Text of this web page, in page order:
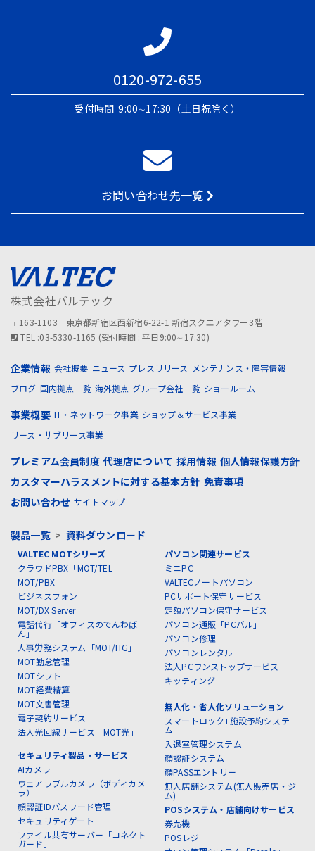
0120-972-655
受付時間 9:00∼17:30（土日祝除く）
お問い合わせ先一覧
株式会社バルテック
〒163-1103 東京都新宿区西新宿6-22-1 新宿スクエアタワー3階
TEL :03-5330-1165 (受付時間 : 平日9:00∼17:30)
企業情報 会社概要 ニュース プレスリリース
メンテナンス・障害情報
ブログ 国内拠点一覧 海外拠点 グループ会社一覧 ショールーム
事業概要 IT・ネットワーク事業 ショップ＆サービス事業
リース・サブリース事業
プレミアム会員制度 代理店について 採用情報 個人情報保護方針
カスタマーハラスメントに対する基本方針 免責事項
お問い合わせ サイトマップ
製品一覧> 資料ダウンロード
VALTEC MOTシリーズ
クラウドPBX「MOT/TEL」
MOT/PBX
ビジネスフォン
MOT/DX Server
電話代行「オフィスのでんわば
ん」
人事労務システム「MOT/HG」
MOT勤怠管理
MOTシフト
MOT経費精算
MOT文書管理
電子契約サービス
法人光回線サービス「MOT光」
セキュリティ製品・サービス
AIカメラ
ウェアラブルカメラ（ボディカメ
ラ）
顔認証IDパスワード管理
セキュリティゲート
ファイル共有サーバー「コネクト
ガード」
パソコン関連サービス
ミニPC
VALTECノートパソコン
PCサポート保守サービス
定額パソコン保守サービス
パソコン通販「PCバル」
パソコン修理
パソコンレンタル
法人PCワンストップサービス
キッティング
無人化・省人化ソリューション
スマートロック+施設予約システ
ム
入退室管理システム
顔認証システム
顔PASSエントリー
無人店舗システム(無人販売店・ジ
ム)
POSシステム・店舗向けサービス
券売機
POSレジ